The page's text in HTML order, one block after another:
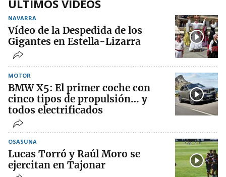
ÚLTIMOS VÍDEOS
NAVARRA
Vídeo de la Despedida de los
Gigantes en Estella-Lizarra
MOTOR
BMW X5: El primer coche con
cinco tipos de propulsión… y
todos electrificados
OSASUNA
Lucas Torró y Raúl Moro se
ejercitan en Tajonar